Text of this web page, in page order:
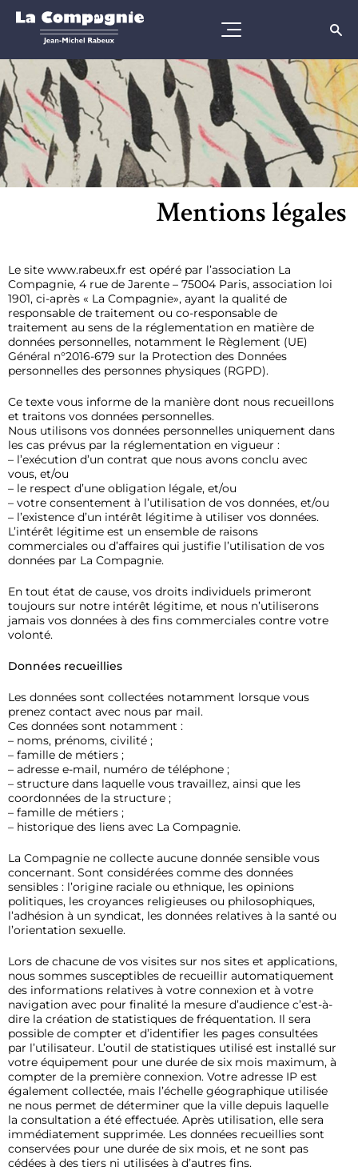
Mentions légales
Le site www.rabeux.fr est opéré par l’association La
Compagnie, 4 rue de Jarente – 75004 Paris, association loi
1901, ci-après « La Compagnie», ayant la qualité de
responsable de traitement ou co-responsable de
traitement au sens de la réglementation en matière de
données personnelles, notamment le Règlement (UE)
Général n°2016-679 sur la Protection des Données
personnelles des personnes physiques (RGPD).
Ce texte vous informe de la manière dont nous recueillons
et traitons vos données personnelles.
Nous utilisons vos données personnelles uniquement dans
les cas prévus par la réglementation en vigueur :
– l’exécution d’un contrat que nous avons conclu avec
vous, et/ou
– le respect d’une obligation légale, et/ou
– votre consentement à l’utilisation de vos données, et/ou
– l’existence d’un intérêt légitime à utiliser vos données.
L’intérêt légitime est un ensemble de raisons
commerciales ou d’affaires qui justifie l’utilisation de vos
données par La Compagnie.
En tout état de cause, vos droits individuels primeront
toujours sur notre intérêt légitime, et nous n’utiliserons
jamais vos données à des fins commerciales contre votre
volonté.
Données recueillies
Les données sont collectées notamment lorsque vous
prenez contact avec nous par mail.
Ces données sont notamment :
– noms, prénoms, civilité ;
– famille de métiers ;
– adresse e-mail, numéro de téléphone ;
– structure dans laquelle vous travaillez, ainsi que les
coordonnées de la structure ;
– famille de métiers ;
– historique des liens avec La Compagnie.
La Compagnie ne collecte aucune donnée sensible vous
concernant. Sont considérées comme des données
sensibles : l’origine raciale ou ethnique, les opinions
politiques, les croyances religieuses ou philosophiques,
l’adhésion à un syndicat, les données relatives à la santé ou
l’orientation sexuelle.
Lors de chacune de vos visites sur nos sites et applications,
nous sommes susceptibles de recueillir automatiquement
des informations relatives à votre connexion et à votre
navigation avec pour finalité la mesure d’audience c’est-à-
dire la création de statistiques de fréquentation. Il sera
possible de compter et d’identifier les pages consultées
par l’utilisateur. L’outil de statistiques utilisé est installé sur
votre équipement pour une durée de six mois maximum, à
compter de la première connexion. Votre adresse IP est
également collectée, mais l’échelle géographique utilisée
ne nous permet de déterminer que la ville depuis laquelle
la consultation a été effectuée. Après utilisation, elle sera
immédiatement supprimée. Les données recueillies sont
conservées pour une durée de six mois, et ne sont pas
cédées à des tiers ni utilisées à d’autres fins.